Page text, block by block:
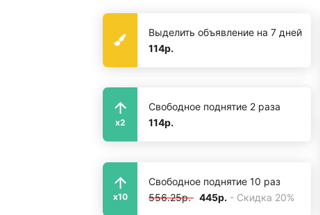
Выделить объявление на 7 дней
114р.
x2
Свободное поднятие 2 раза
114р.
x10
Свободное поднятие 10 раз
556.25р. 445р. - Скидка 20%